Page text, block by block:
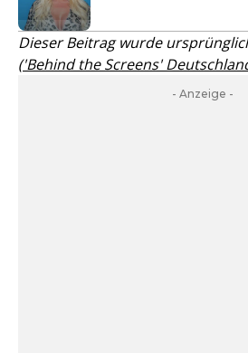
Dieser Beitrag wurde
('Behind the Screens'
- Anzeige -